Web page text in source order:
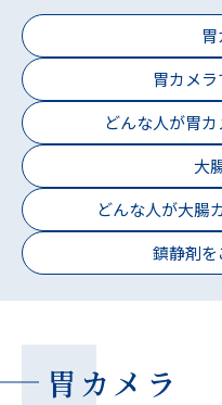
胃
胃カメ
どんな人が胃
大
どんな人が大腸
鎮静剤
胃カメラ